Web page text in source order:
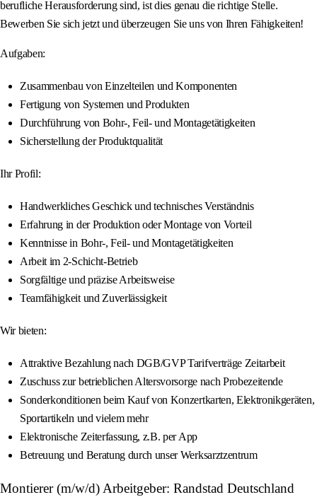
berufliche Herausforderung sind, ist dies genau die richtige Stelle.
Bewerben Sie sich jetzt und überzeugen Sie uns von Ihren Fähigkeiten!
Aufgaben:
Zusammenbau von Einzelteilen und Komponenten
Fertigung von Systemen und Produkten
Durchführung von Bohr-, Feil- und Montagetätigkeiten
Sicherstellung der Produktqualität
Ihr Profil:
Handwerkliches Geschick und technisches Verständnis
Erfahrung in der Produktion oder Montage von Vorteil
Kenntnisse in Bohr-, Feil- und Montagetätigkeiten
Arbeit im 2-Schicht-Betrieb
Sorgfältige und präzise Arbeitsweise
Teamfähigkeit und Zuverlässigkeit
Wir bieten:
Attraktive Bezahlung nach DGB/GVP Tarifverträge Zeitarbeit
Zuschuss zur betrieblichen Altersvorsorge nach Probezeitende
Sonderkonditionen beim Kauf von Konzertkarten, Elektronikgeräten,
Sportartikeln und vielem mehr
Elektronische Zeiterfassung, z.B. per App
Betreuung und Beratung durch unser Werksarztzentrum
Montierer (m/w/d) Arbeitgeber: Randstad Deutschland